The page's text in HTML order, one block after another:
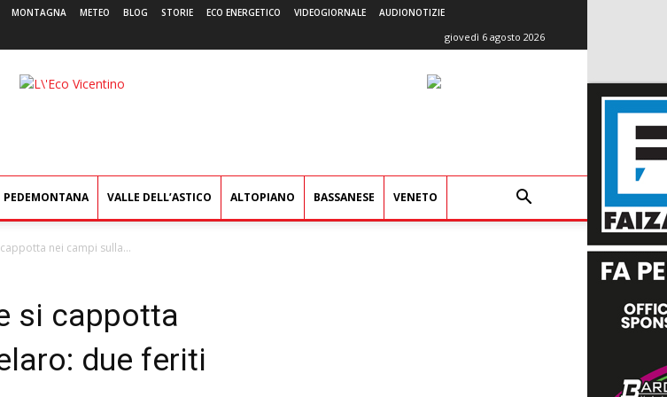
MONTAGNA METEO BLOG STORIE ECO ENERGETICO VIDEOGIORNALE AUDIONOTIZIE
giovedì 6 agosto 2026
L'Eco
PEDEMONTANA VALLE DELL’ASTICO ALTOPIANO BASSANESE VENETO
nei campi sulla...
si cappotta
due feriti